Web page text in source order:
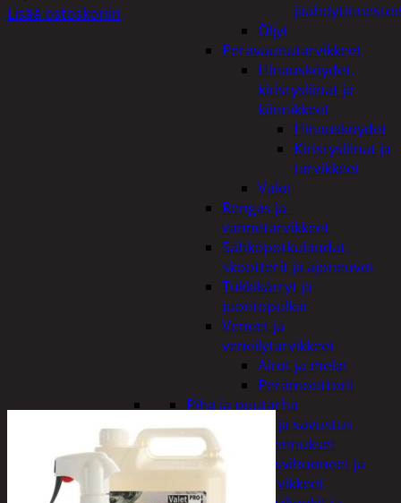
Öljyt
Perävaunutarvikkeet
Hinausköydet,
kiristysliinat ja
kiinnikkeet
Hinausköydet
Kiristysliinat ja
tarvikkeet
Valot
Rengas ja -
vannetarvikkeet
Sähköpotkulaudat,
skootterit ja ajoneuvot
Tukkikärryt ja
juontopulkat
Veneet ja
veneilytarvikkeet
Airot ja melat
Perämoottorit
Piha ja puutarha
Grillaus ja savustus
Piharakennukset
Kasvihuoneet ja
tarvikkeet
Lisää ostoskoriin